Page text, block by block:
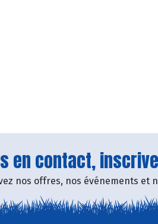
en contact,
nos offres, nos événements et